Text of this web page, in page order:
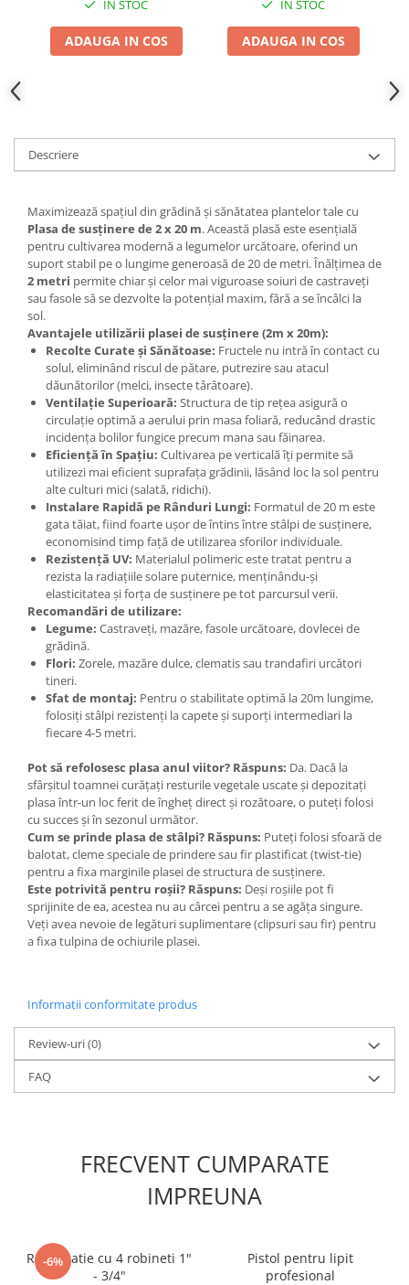
Accesorii gard electric
Accesorii irigat
Candele / Rezerve / Lumanari
Diverse casa si gradina
Echipament protectie gradina
Fir/Ata de legat
Foarfeci
Furtun / banda / tub
Motofierastrau / Drujba
Pila motofierastrau / drujba
Plantator
Plasa de umbrire
Plase plante
Pompa de apa curata/murdara
Pompa de stropit
Raticide
Spray si intretinere
Vinificatie
Lichidare STOC
Produse Bricolaj
Acumulatori si Incarcatoare
Baros / Ciocan / Topor
Burghie
Cantare
Centuri/chingi
Chei fixe
Cleste
Colier / Faseta
Consumabile motofierastrau
drujba
Demarouri drujba
Discuri motocoasa
Diverse
Fierastraie manuale
Flexuri si Polizoare
Hranitoare/ Adapatoare
Lant motofierastrau / drujba
IN STOC
ADAUGA IN COS
IN STOC
ADAUGA IN COS
Descriere
Maximizează spațiul din grădină și sănătatea plantelor tale cu
Plasa de susținere de 2 x 20 m. Această plasă este esențială
pentru cultivarea modernă a legumelor urcătoare, oferind un
suport stabil pe o lungime generoasă de 20 de metri. Înălțimea de
2 metri permite chiar și celor mai viguroase soiuri de castraveți
sau fasole să se dezvolte la potențial maxim, fără a se încâlci la
sol.
Avantajele utilizării plasei de susținere (2m x 20m):
Recolte Curate și Sănătoase: Fructele nu intră în contact cu
solul, eliminând riscul de pătare, putrezire sau atacul
dăunătorilor (melci, insecte târâtoare).
Ventilație Superioară: Structura de tip rețea asigură o
circulație optimă a aerului prin masa foliară, reducând drastic
incidența bolilor fungice precum mana sau făinarea.
Eficiență în Spațiu: Cultivarea pe verticală îți permite să
utilizezi mai eficient suprafața grădinii, lăsând loc la sol pentru
alte culturi mici (salată, ridichi).
Instalare Rapidă pe Rânduri Lungi: Formatul de 20 m este
gata tăiat, fiind foarte ușor de întins între stâlpi de susținere,
economisind timp față de utilizarea sforilor individuale.
Rezistență UV: Materialul polimeric este tratat pentru a
rezista la radiațiile solare puternice, menținându-și
elasticitatea și forța de susținere pe tot parcursul verii.
Recomandări de utilizare:
Legume: Castraveți, mazăre, fasole urcătoare, dovlecei de
grădină.
Flori: Zorele, mazăre dulce, clematis sau trandafiri urcători
tineri.
Sfat de montaj: Pentru o stabilitate optimă la 20m lungime,
folosiți stâlpi rezistenți la capete și suporți intermediari la
fiecare 4-5 metri.
Pot să refolosesc plasa anul viitor? Răspuns: Da. Dacă la
sfârșitul toamnei curățați resturile vegetale uscate și depozitați
plasa într-un loc ferit de îngheț direct și rozătoare, o puteți folosi
cu succes și în sezonul următor.
Cum se prinde plasa de stâlpi? Răspuns: Puteți folosi sfoară de
balotat, cleme speciale de prindere sau fir plastificat (twist-tie)
pentru a fixa marginile plasei de structura de susținere.
Este potrivită pentru roșii? Răspuns: Deși roșiile pot fi
sprijinite de ea, acestea nu au cârcei pentru a se agăța singure.
Veți avea nevoie de legături suplimentare (clipsuri sau fir) pentru
a fixa tulpina de ochiurile plasei.
Informatii conformitate produs
Review-uri(0)
FAQ
FRECVENT CUMPARATE
IMPREUNA
-6%
Ramificatie cu 4 robineti 1"
- 3/4"
Pistol pentru lipit
profesional